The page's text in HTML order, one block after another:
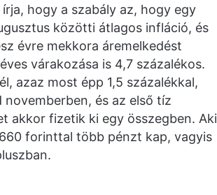
hogy a szabály az, hogy egy
közötti átlagos infláció, és
évre mekkora áremelkedést
várakozása is 4,7 százalékos.
azaz most épp 1,5 százalékkal,
és az első tíz
akkor fizetik ki egy összegben. Aki
forinttal több pénzt kap, vagyis